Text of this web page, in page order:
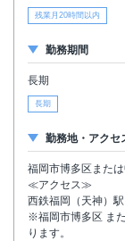
残業月20時間以内
勤務期間
長期
長期
勤務地・アクセ
福岡市博多区また
≪アクセス≫
西鉄福岡（天神）
※福岡市博多区 ま
ります。